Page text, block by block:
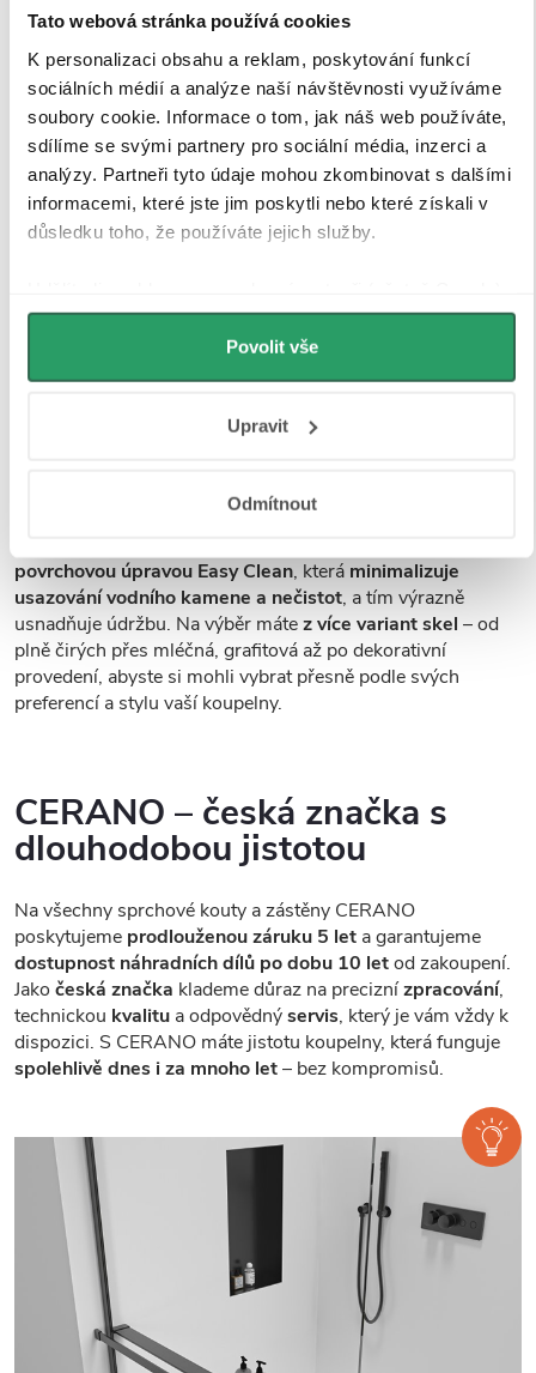
Tato webová stránka používá cookies
K personalizaci obsahu a reklam, poskytování funkcí
sociálních médií a analýze naší návštěvnosti využíváme
soubory cookie. Informace o tom, jak náš web používáte,
sdílíme se svými partnery pro sociální média, inzerci a
analýzy. Partneři tyto údaje mohou zkombinovat s dalšími
informacemi, které jste jim poskytli nebo které získali v
důsledku toho, že používáte jejich služby.
můžeme používat cookies pro analytiku a
personalizovanou reklamu. Jak Google zpracovává
osobní údaje najdete na stránkách
Povolit vše
Upravit
Odmítnout
tvrzeným bezpečnostním sklem
o tloušťce
vysokou pevnost, stabilitu a bezpečnost
povrchovou úpravou Easy Clean, která minimalizuje
usazování vodního kamene a nečistot, a tím výrazně
usnadňuje údržbu. Na výběr mátez více variant skel – od
plně čirých přes mléčná, grafitová až po dekorativní
provedení, abyste si mohli vybrat přesně podle svých
preferencí a stylu vaší koupelny.
CERANO – česká značka s
dlouhodobou jistotou
Na všechny sprchové kouty a zástěny CERANO
poskytujeme prodlouženou záruku 5 let a garantujeme
dostupnost náhradních dílů po dobu 10 letod zakoupení.
Jako česká značka klademe důraz na preciznízpracování,
technickou kvalitu a odpovědnýservis, který je vám vždy k
dispozici. S CERANO máte jistotu koupelny, která funguje
spolehlivě dnes i za mnoho let– bez kompromisů.